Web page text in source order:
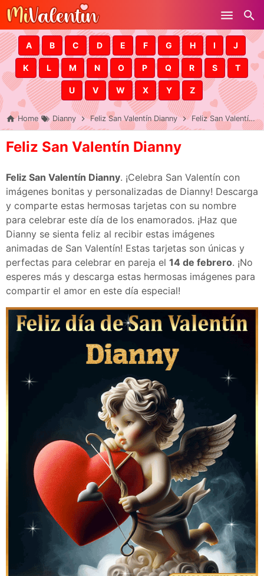
Skip to main content
A B C D E F G H I J
K L M N O P Q R S T
U V W X Y Z
Home Dianny Feliz San Valentín Dianny Feliz San Valentín Dianny
Feliz San Valentín Dianny
Feliz San Valentín Dianny. ¡Celebra San Valentín con
imágenes bonitas y personalizadas de Dianny! Descarga
y comparte estas hermosas tarjetas con su nombre
para celebrar este día de los enamorados. ¡Haz que
Dianny se sienta feliz al recibir estas imágenes
animadas de San Valentín! Estas tarjetas son únicas y
perfectas para celebrar en pareja el 14 de febrero. ¡No
esperes más y descarga estas hermosas imágenes para
compartir el amor en este día especial!